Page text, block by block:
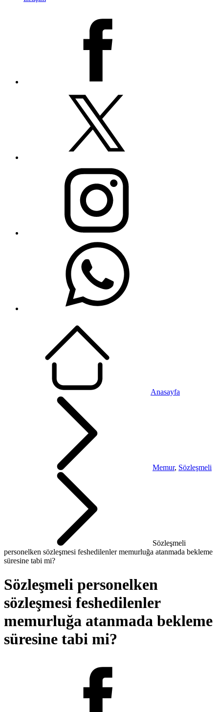
Anasayfa
Memur, Sözleşmeli
Sözleşmeli
personelken sözleşmesi feshedilenler memurluğa atanmada bekleme
süresine tabi mi?
Sözleşmeli personelken
sözleşmesi feshedilenler
memurluğa atanmada bekleme
süresine tabi mi?